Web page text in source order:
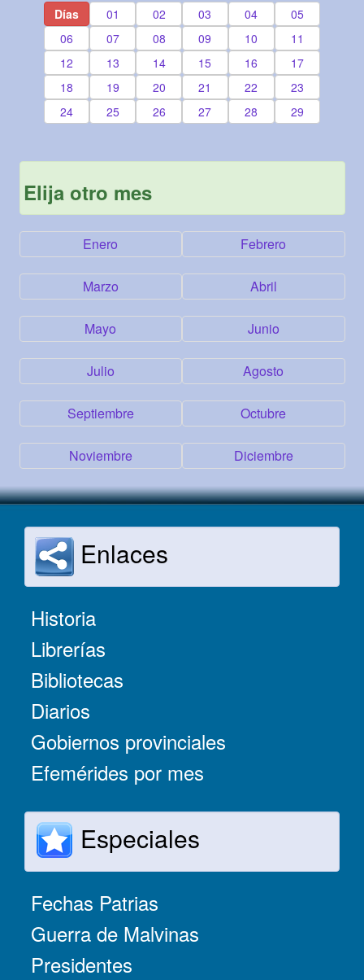
Días 01 02 03 04
05
06
07 08 09 10
11
12
13 14 15 16
17
18
19 20 21 22
23
24
25 26 27 28 29
Elija otro mes
Enero Febrero
Marzo Abril
Mayo Junio
Julio Agosto
Septiembre Octubre
Noviembre Diciembre
Enlaces
Historia
Librerías
Bibliotecas
Diarios
Gobiernos provinciales
Efemérides por mes
Especiales
Fechas Patrias
Guerra de Malvinas
Presidentes